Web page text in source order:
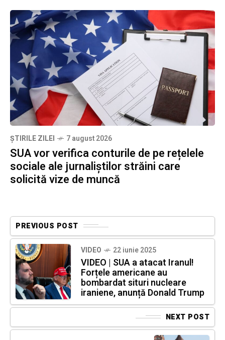
ȘTIRILE ZILEI 7 august 2026
SUA vor verifica conturile de pe rețelele
sociale ale jurnaliștilor străini care
solicită vize de muncă
PREVIOUS POST
VIDEO 22 iunie 2025
VIDEO | SUA a atacat Iranul!
Forțele americane au
bombardat situri nucleare
iraniene, anunță Donald Trump
NEXT POST